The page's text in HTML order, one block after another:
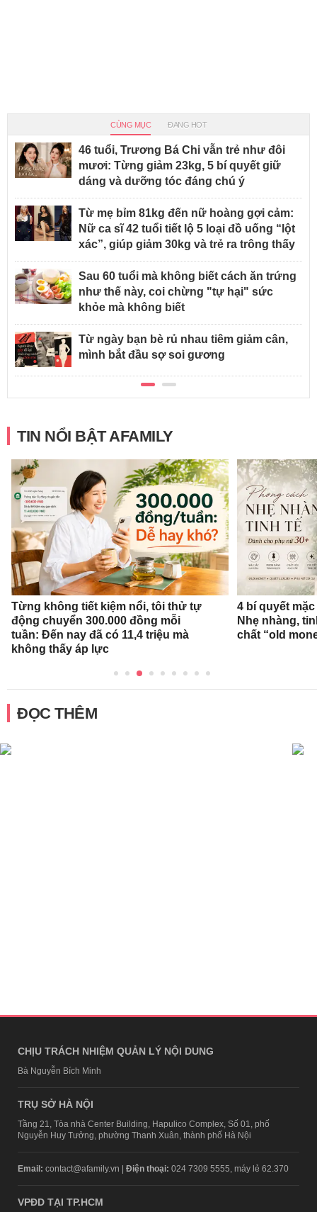
CÙNG MỤC ĐANG HOT
46 tuổi, Trương Bá Chi vẫn trẻ như đôi
mươi: Từng giảm 23kg, 5 bí quyết giữ
dáng và dưỡng tóc đáng chú ý
Từ mẹ bỉm 81kg đến nữ hoàng gợi cảm:
Nữ ca sĩ 42 tuổi tiết lộ 5 loại đồ uống “lột
xác”, giúp giảm 30kg và trẻ ra trông thấy
Sau 60 tuổi mà không biết cách ăn trứng
như thế này, coi chừng "tự hại" sức
khỏe mà không biết
Từ ngày bạn bè rủ nhau tiêm giảm cân,
mình bắt đầu sợ soi gương
TIN NỔI BẬT AFAMILY
Từng không tiết kiệm nổi, tôi thử tự
động chuyển 300.000 đồng mỗi
tuần: Đến nay đã có 11,4 triệu mà
không thấy áp lực
4 bí quyết
Nhẹ nhàng,
chất “old
ĐỌC THÊM
CHỊU TRÁCH NHIỆM QUẢN LÝ NỘI DUNG
Bà Nguyễn Bích Minh
TRỤ SỞ HÀ NỘI
Tầng 21, Tòa nhà Center Building, Hapulico Complex, Số 01, phố
Nguyễn Huy Tưởng, phường Thanh Xuân, thành phố Hà Nội
Email: contact@afamily.vn | Điện thoại: 024 7309 5555, máy lẻ 62.370
VPĐD TẠI TP.HCM